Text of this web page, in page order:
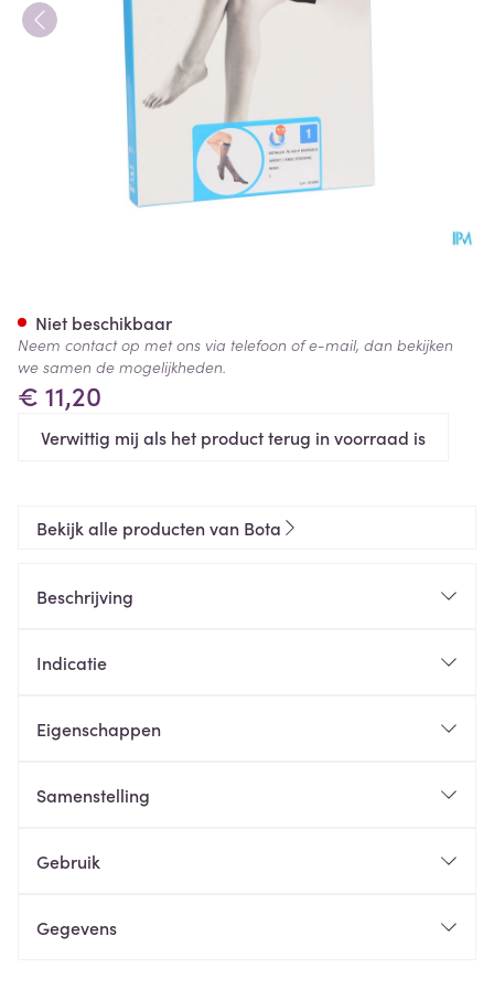
€ 11,20
Verwittig mij als het product terug in voorraad is
Niet beschikbaar
Neem contact op met ons via telefoon of e-mail, dan bekijken
we samen de mogelijkheden.
Bekijk alle producten van Bota
Beschrijving
Indicatie
Eigenschappen
Samenstelling
Gebruik
Gegevens